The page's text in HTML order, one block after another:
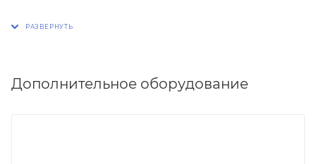
Дополнительное оборудование